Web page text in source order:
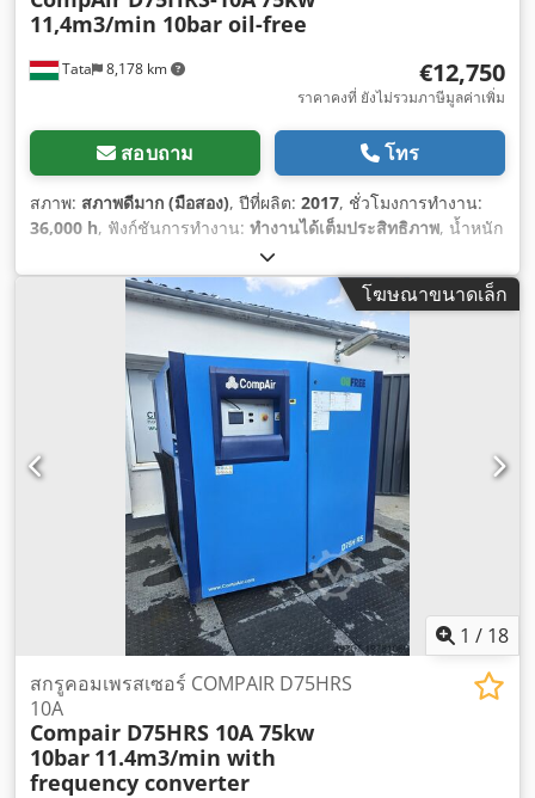
Tata 8,178 km
11,4m3/min 10bar oil-free
€12,750
ราคาคงที่ ยังไม่รวมภาษีมูลค่าเพิ่ม
สอบถาม โทร
สภาพ: สภาพดีมาก (มือสอง), ปีที่ผลิต: 2017, ชั่วโมงการทำงาน:
36,000 h, ฟังก์ชันการทำงาน: ทำงานได้เต็มประสิทธิภาพ, น้ำหนัก
, ความยาวทั้งหมด:
1,420 มม, ความสูงรวม:2,050 มม, ผู้ผลิตมอเตอร์:Garden
, กำลัง:75 กิโลวัตต์ (101.97 แรงม้า), ประเภทเชื้อเพลิง:
, อัตราการไหลเชิงปริมาตร:684 ลบ.ม./ชม., ความดันใช้
, ประเภทการระบายความร้อน:น้ำ, อุปกรณ์:
โฆษณาขนาดเล็ก
1 / 18
สกรูคอมเพรสเซอร์ COMPAIR D75HRS
10A
Compair D75HRS 10A 75kw
10bar 11.4m3/min with
frequency converter